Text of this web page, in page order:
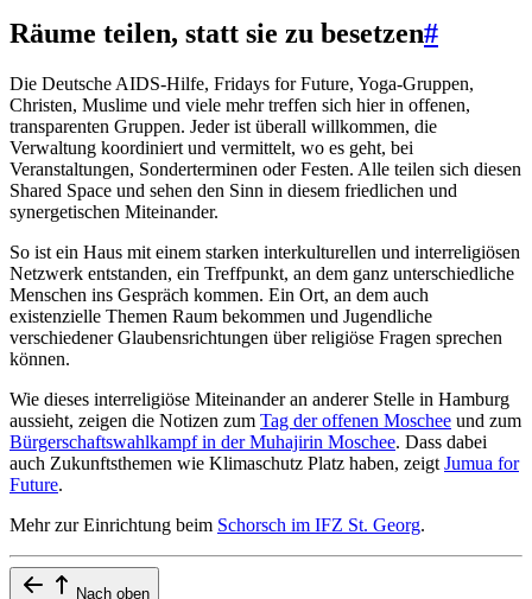
Räume teilen, statt sie zu besetzen#
Die Deutsche AIDS-Hilfe, Fridays for Future, Yoga-Gruppen,
Christen, Muslime und viele mehr treffen sich hier in offenen,
transparenten Gruppen. Jeder ist überall willkommen, die
Verwaltung koordiniert und vermittelt, wo es geht, bei
Veranstaltungen, Sonderterminen oder Festen. Alle teilen sich diesen
Shared Space und sehen den Sinn in diesem friedlichen und
synergetischen Miteinander.
So ist ein Haus mit einem starken interkulturellen und interreligiösen
Netzwerk entstanden, ein Treffpunkt, an dem ganz unterschiedliche
Menschen ins Gespräch kommen. Ein Ort, an dem auch
existenzielle Themen Raum bekommen und Jugendliche
verschiedener Glaubensrichtungen über religiöse Fragen sprechen
können.
Wie dieses interreligiöse Miteinander an anderer Stelle in Hamburg
aussieht, zeigen die Notizen zum Tag der offenen Moschee und zum
Bürgerschaftswahlkampf in der Muhajirin Moschee. Dass dabei
auch Zukunftsthemen wie Klimaschutz Platz haben, zeigt Jumua for
Future.
Mehr zur Einrichtung beim Schorsch im IFZ St. Georg.
Nach oben